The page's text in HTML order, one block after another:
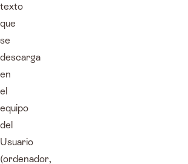
texto
que
se
descarga
en
el
equipo
del
Usuario
(ordenador,